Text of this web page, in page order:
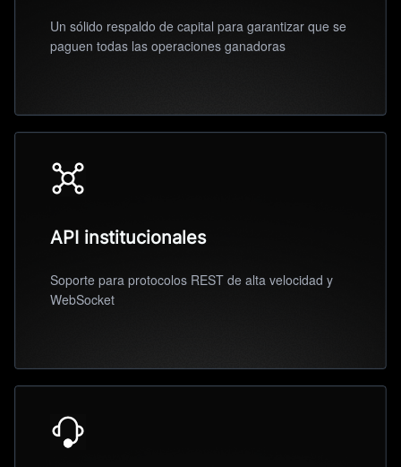
Un sólido respaldo de capital para garantizar que se
paguen todas las operaciones ganadoras
API institucionales
Soporte para protocolos REST de alta velocidad y
WebSocket